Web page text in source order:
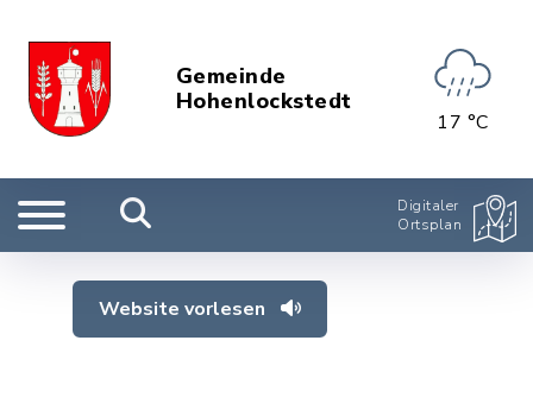
Gemeinde
Hohenlockstedt
17 °C
Digitaler
Ortsplan
Website vorlesen